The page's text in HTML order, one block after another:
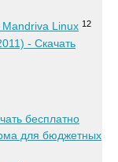
Mandriva Linux 12
- Скачать
бесплатно
для бюджетных